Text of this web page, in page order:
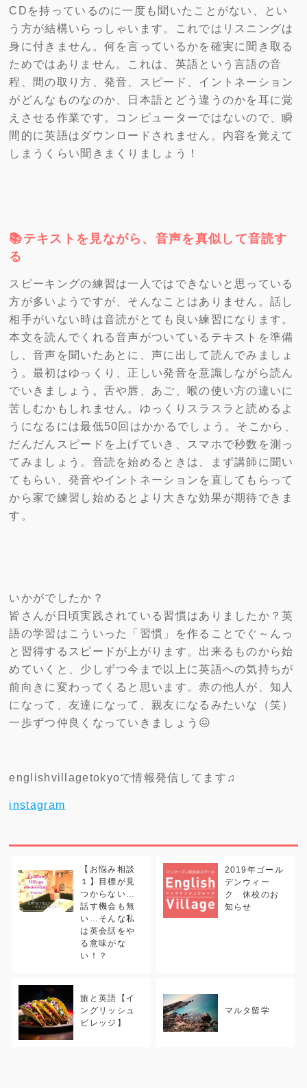
CDを持っているのに一度も聞いたことがない、とい
う方が結構いらっしゃいます。これではリスニングは
身に付きません。何を言っているかを確実に聞き取る
ためではありません。これは、英語という言語の音
程、間の取り方、発音、スピード、イントネーション
がどんなものなのか、日本語とどう違うのかを耳に覚
えさせる作業です。コンピューターではないので、瞬
間的に英語はダウンロードされません。内容を覚えて
しまうくらい聞きまくりましょう！
📚テキストを見ながら、音声を真似して音読す
る
スピーキングの練習は一人ではできないと思っている
方が多いようですが、そんなことはありません。話し
相手がいない時は音読がとても良い練習になります。
本文を読んでくれる音声がついているテキストを準備
し、音声を聞いたあとに、声に出して読んでみましょ
う。最初はゆっくり、正しい発音を意識しながら読ん
でいきましょう。舌や唇、あご、喉の使い方の違いに
苦しむかもしれません。ゆっくりスラスラと読めるよ
うになるには最低50回はかかるでしょう。そこから、
だんだんスピードを上げていき、スマホで秒数を測っ
てみましょう。音読を始めるときは、まず講師に聞い
てもらい、発音やイントネーションを直してもらって
から家で練習し始めるとより大きな効果が期待できま
す。
いかがでしたか？
皆さんが日頃実践されている習慣はありましたか？英
語の学習はこういった「習慣」を作ることでぐ～んっ
と習得するスピードが上がります。出来るものから始
めていくと、少しずつ今まで以上に英語への気持ちが
前向きに変わってくると思います。赤の他人が、知人
になって、友達になって、親友になるみたいな（笑）
一歩ずつ仲良くなっていきましょう😖
englishvillagetokyoで情報発信してます♫
instagram
【お悩み相談
１】目標が見
つからない…
話す機会も無
い…そんな私
は英会話をや
る意味がな
い！？
2019年ゴール
デンウィー
ク 休校のお
知らせ
旅と英語【イ
ングリッシュ
ビレッジ】
マルタ留学